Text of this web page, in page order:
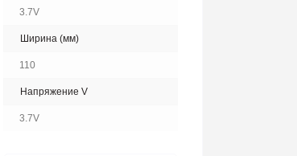
3.7V
Ширина (мм)
110
Напряжение V
3.7V